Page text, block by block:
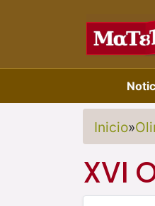
Inicio»
XVI